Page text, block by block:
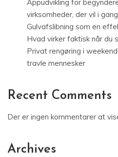
Appudvikling for
virksomheder, der vil i gang
Gulvafslibning som en
Hvad virker faktisk når du
Privat rengøring i
travle mennesker
Recent Comments
Der er ingen kommentarer at
Archives